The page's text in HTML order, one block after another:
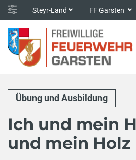
Steyr-Land FF Garsten
Übung und Ausbildung
Ich und mein
und mein Holz